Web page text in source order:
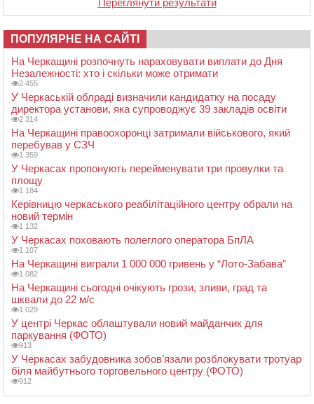
Переглянути результати
ПОПУЛЯРНЕ НА САЙТІ
На Черкащині розпочнуть нараховувати виплати до Дня
Незалежності: хто і скільки може отримати
2 455
У Черкаській облраді визначили кандидатку на посаду
директора установи, яка супроводжує 39 закладів освіти
2 314
На Черкащині правоохоронці затримали військового, який
перебував у СЗЧ
1 359
У Черкасах пропонують перейменувати три провулки та
площу
1 184
Керівницю черкаського реабілітаційного центру обрали на
новий термін
1 132
У Черкасах поховають полеглого оператора БпЛА
1 107
На Черкащині виграли 1 000 000 гривень у “Лото-Забава”
1 082
На Черкащині сьогодні очікують грози, зливи, град та
шквали до 22 м/с
1 029
У центрі Черкас облаштували новий майданчик для
паркування (ФОТО)
913
У Черкасах забудовника зобов’язали розблокувати тротуар
біля майбутнього торговельного центру (ФОТО)
912